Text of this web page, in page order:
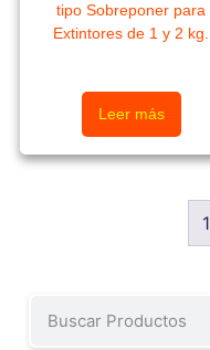
tipo Sobreponer para
Extintores de 1 y 2 kg.
Leer más
1